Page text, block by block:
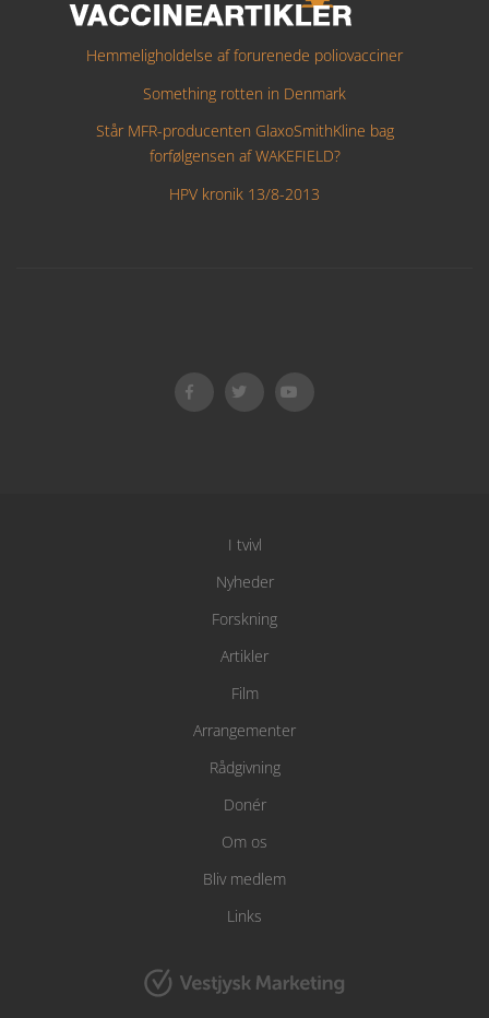
Hemmeligholdelse af forurenede poliovacciner
Something rotten in Denmark
Står MFR-producenten GlaxoSmithKline bag
forfølgensen af WAKEFIELD?
HPV kronik 13/8-2013
I tvivl
Nyheder
Forskning
Artikler
Film
Arrangementer
Rådgivning
Donér
Om os
Bliv medlem
Links